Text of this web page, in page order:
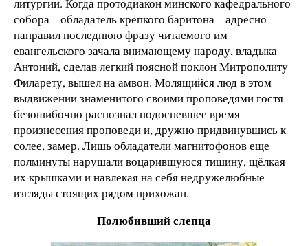
литургии. Когда протодиакон минского кафедрального
собора – обладатель крепкого баритона – адресно
направил последнюю фразу читаемого им
евангельского зачала внимающему народу, владыка
Антоний, сделав легкий поясной поклон Митрополиту
Филарету, вышел на амвон. Молящийся люд в этом
выдвижении знаменитого своими проповедями гостя
безошибочно распознал подоспевшее время
произнесения проповеди и, дружно придвинувшись к
солее, замер. Лишь обладатели магнитофонов еще
полминуты нарушали воцарившуюся тишину, щёлкая
их крышками и навлекая на себя недружелюбные
взгляды стоящих рядом прихожан.
Полюбивший слепца